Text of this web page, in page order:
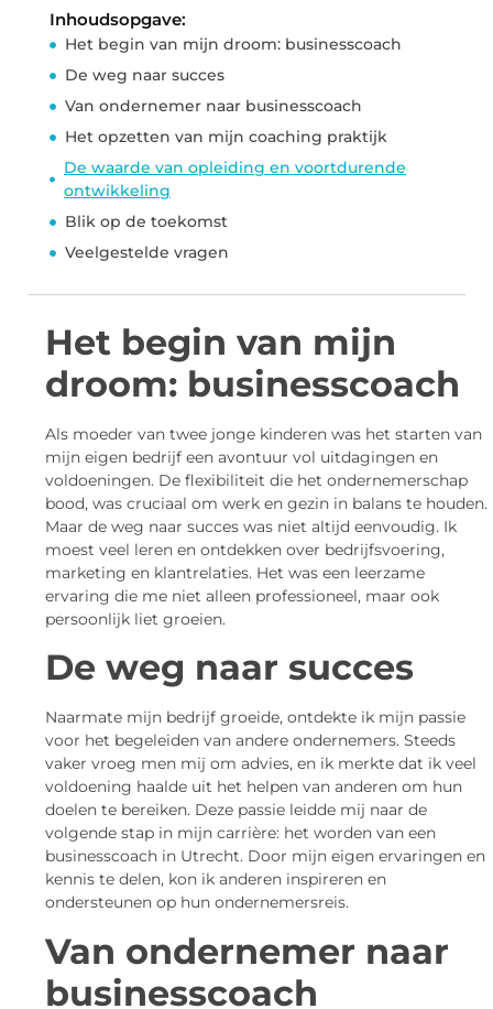
Inhoudsopgave:
Het begin van mijn droom: businesscoach
De weg naar succes
Van ondernemer naar businesscoach
Het opzetten van mijn coaching praktijk
De waarde van opleiding en voortdurende
ontwikkeling
Blik op de toekomst
Veelgestelde vragen
Het begin van mijn
droom: businesscoach
Als moeder van twee jonge kinderen was het starten van
mijn eigen bedrijf een avontuur vol uitdagingen en
voldoeningen. De flexibiliteit die het ondernemerschap
bood, was cruciaal om werk en gezin in balans te houden.
Maar de weg naar succes was niet altijd eenvoudig. Ik
moest veel leren en ontdekken over bedrijfsvoering,
marketing en klantrelaties. Het was een leerzame
ervaring die me niet alleen professioneel, maar ook
persoonlijk liet groeien.
De weg naar succes
Naarmate mijn bedrijf groeide, ontdekte ik mijn passie
voor het begeleiden van andere ondernemers. Steeds
vaker vroeg men mij om advies, en ik merkte dat ik veel
voldoening haalde uit het helpen van anderen om hun
doelen te bereiken. Deze passie leidde mij naar de
volgende stap in mijn carrière: het worden van een
businesscoach in Utrecht. Door mijn eigen ervaringen en
kennis te delen, kon ik anderen inspireren en
ondersteunen op hun ondernemersreis.
Van ondernemer naar
businesscoach